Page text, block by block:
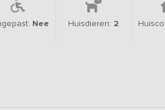
Nee Huisdieren: 2